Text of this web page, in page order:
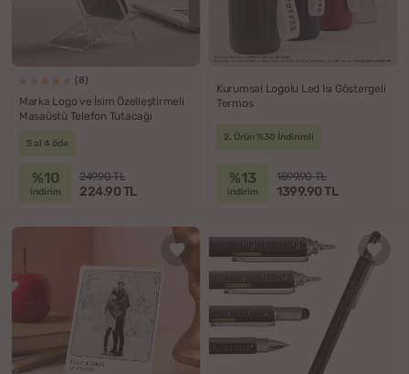
(8)
Marka Logo ve İsim Özelleştirmeli
Masaüstü Telefon Tutacağı
5 al 4 öde
%10
indirim
249.90 TL
224.90 TL
Kurumsal Logolu Led Isı Göstergeli
Termos
2. Ürün %30 İndirimli
%13
indirim
1599.90 TL
1399.90 TL